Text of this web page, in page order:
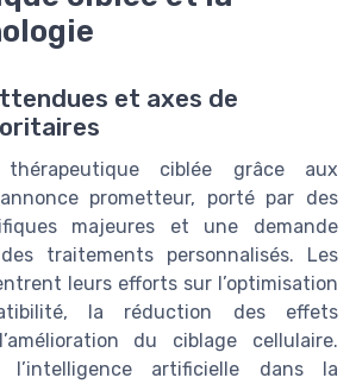
et axes de
ciblée grâce aux
prometteur, porté par des
majeures et une demande
traitements personnalisés. Les
leurs efforts sur l’optimisation
la réduction des effets
du ciblage cellulaire.
l’intelligence artificielle dans la